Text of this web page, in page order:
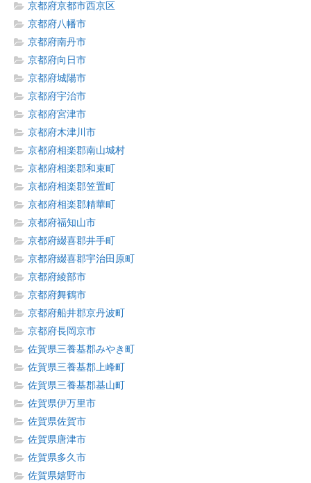
京都府京都市西京区
京都府八幡市
京都府南丹市
京都府向日市
京都府城陽市
京都府宇治市
京都府宮津市
京都府木津川市
京都府相楽郡南山城村
京都府相楽郡和束町
京都府相楽郡笠置町
京都府相楽郡精華町
京都府福知山市
京都府綴喜郡井手町
京都府綴喜郡宇治田原町
京都府綾部市
京都府舞鶴市
京都府船井郡京丹波町
京都府長岡京市
佐賀県三養基郡みやき町
佐賀県三養基郡上峰町
佐賀県三養基郡基山町
佐賀県伊万里市
佐賀県佐賀市
佐賀県唐津市
佐賀県多久市
佐賀県嬉野市